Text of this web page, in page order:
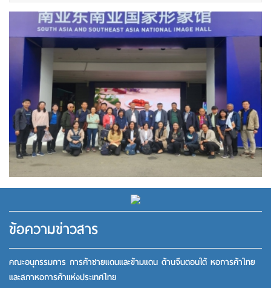
ข้อความข่าวสาร
คณะอนุกรรมการ การค้าชายแดนและข้ามแดน ด้านจีนตอนใต้ หอการค้าไทย
และสภาหอการค้าแห่งประเทศไทย